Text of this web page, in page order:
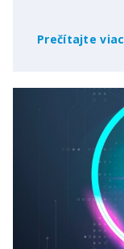
Prečítajte viac